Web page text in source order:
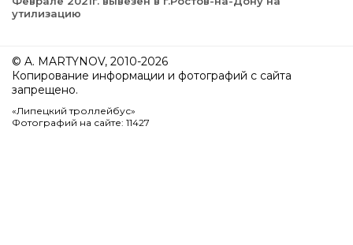
утилизацию
© A. MARTYNOV, 2010-2026
Копирование информации и фотографий с сайта
запрещено.
«Липецкий троллейбус»
Фотографий на сайте: 11427